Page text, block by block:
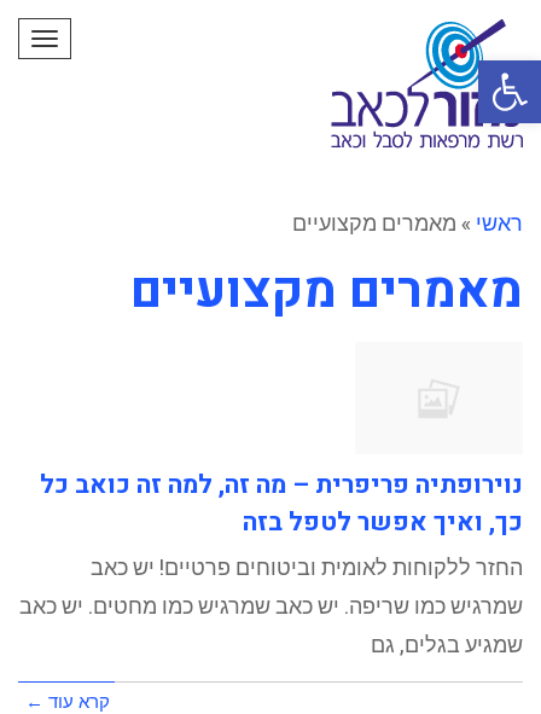
ראשי » מאמרים מקצועיים
מאמרים מקצועיים
נוירופתיה פריפרית – מה זה, למה זה כואב כל
כך, ואיך אפשר לטפל בזה
החזר ללקוחות לאומית וביטוחים פרטיים! יש כאב
שמרגיש כמו שריפה. יש כאב שמרגיש כמו מחטים. יש כאב
שמגיע בגלים, גם
קרא עוד ←
פתח סרגל נגישות